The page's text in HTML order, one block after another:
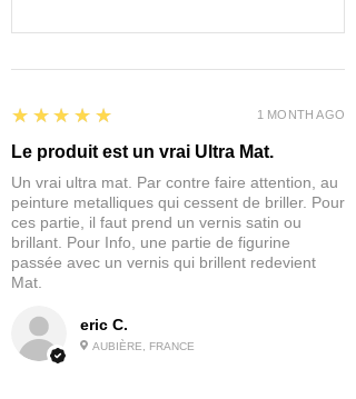
eric C.
AUBIÈRE, FRANCE
5
★★★★★
Le produit est un vrai Ultra Mat.
Un vrai ultra mat. Par contre faire attention, au
peinture metalliques qui cessent de briller. Pour
ces partie, il faut prend un vernis satin ou
brillant. Pour Info, une partie de figurine
passée avec un vernis qui brillent redevient
Mat.
1 MONTH AGO